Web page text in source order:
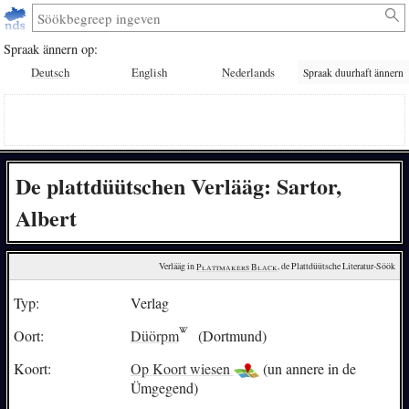
Spraak ännern op:
Deutsch English Nederlands Spraak duurhaft ännern
De plattdüütschen Verlääg: Sartor,
Albert
Verlääg in Plattmakers Black, de Plattdüütsche Literatur-Söök
Typ:
Verlag
Oort:
Düörpm
(Dortmund)
Koort:
Op Koort wiesen
(un annere in de
Ümgegend)